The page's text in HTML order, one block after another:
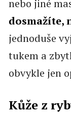
nebo jiné
dosmažíte,
jednoduše
tukem a
obvykle jen
Kůže z